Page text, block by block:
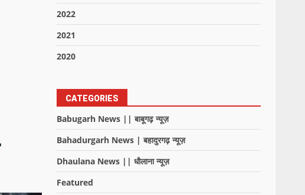
2022
2021
2020
CATEGORIES
Babugarh News || बाबूगढ़ न्यूज़
Bahadurgarh News | बहादुरगढ़ न्यूज़
Dhaulana News || धौलाना न्यूज़
Featured